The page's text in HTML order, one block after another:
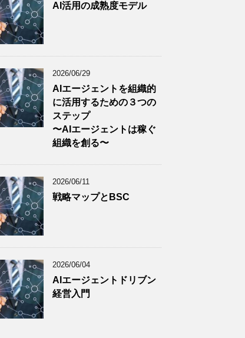
AI活用の成熟度モデル
2026/06/29
AIエージェントを組織的
に活用するための３つの
ステップ
〜AIエージェントは稼ぐ
組織を創る〜
2026/06/11
戦略マップとBSC
2026/06/04
AIエージェントドリブン
経営入門